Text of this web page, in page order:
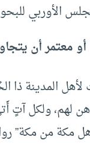
الأوربي
معتمر أن
المدينة ذا
لهم، ولكل
مكة من مكة”